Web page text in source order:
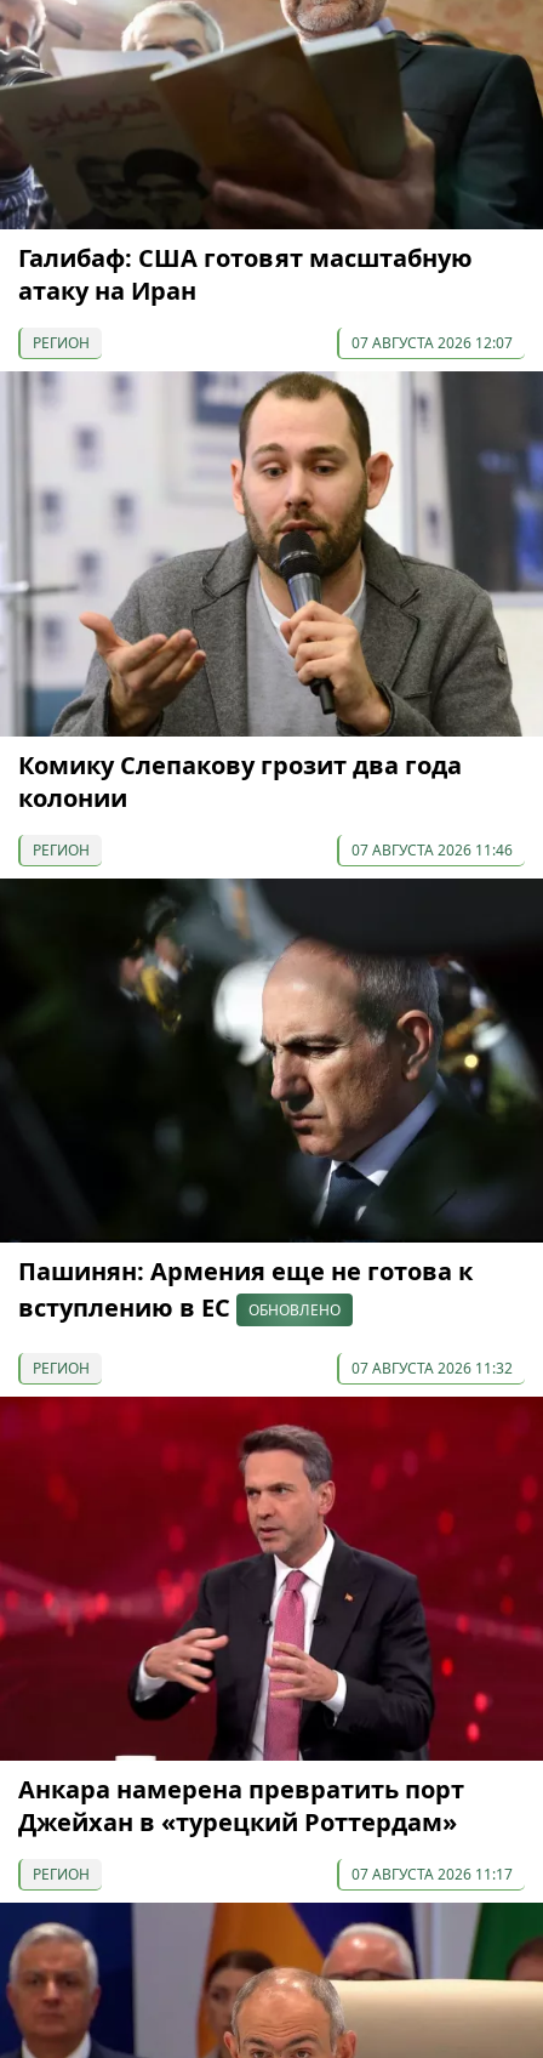
Галибаф: США готовят масштабную
атаку на Иран
РЕГИОН 07 АВГУСТА 2026 12:07
Комику Слепакову грозит два года
колонии
РЕГИОН 07 АВГУСТА 2026 11:46
Пашинян: Армения еще не готова к
вступлению в ЕС
ОБНОВЛЕНО
РЕГИОН 07 АВГУСТА 2026 11:32
Анкара намерена превратить порт
Джейхан в «турецкий Роттердам»
РЕГИОН 07 АВГУСТА 2026 11:17